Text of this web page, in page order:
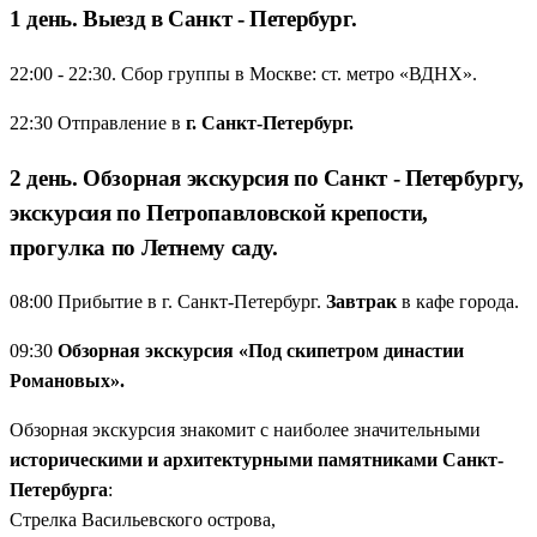
сотни волшебных фото.
пересадок. Сел в автобус вечером, а утром уже пьёшь кофе в
Все главные жемчужины за 5 дней — Петергоф, Царское
Село, Кронштадт и Павловск. Ничего лишнего, только самое
Прогулки по рекам и каналам
— взгляните на город с воды,
как задумал Пётр I. Это совсем другая оптика.
1 день. Выезд в Санкт - Петербург.
22:00 - 22:30. Сбор группы в Москве: ст. метро «ВДНХ».
22:30 Отправление в г. Санкт-Петербург.
2 день. Обзорная экскурсия по Санкт - Петербургу,
экскурсия по Петропавловской крепости,
прогулка по Летнему саду.
08:00 Прибытие в г. Санкт-Петербург. Завтрак в кафе города.
09:30 Обзорная экскурсия «Под скипетром династии
Романовых».
Обзорная экскурсия знакомит с наиболее значительными
историческими и архитектурными памятниками Санкт-
Петербурга:
Стрелка Васильевского острова,